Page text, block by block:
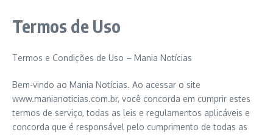
Termos de Uso
Termos e Condições de Uso – Mania Notícias
Bem-vindo ao Mania Notícias. Ao acessar o site
www.manianoticias.com.br, você concorda em cumprir estes
termos de serviço, todas as leis e regulamentos aplicáveis ​​e
concorda que é responsável pelo cumprimento de todas as